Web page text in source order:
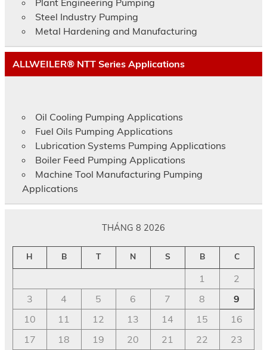
Steel Industry Pumping
Metal Hardening and Manufacturing
ALLWEILER® NTT Series Applications
Oil Cooling Pumping Applications
Fuel Oils Pumping Applications
Lubrication Systems Pumping Applications
Boiler Feed Pumping Applications
Machine Tool Manufacturing Pumping
Applications
THÁNG 8 2026
H B T N S B C
1
2
3
4 5 6 7 8
9
10
11 12 13 14 15
16
17
18 19 20 21 22
23